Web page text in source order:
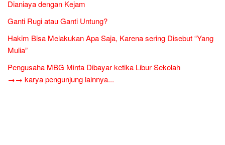
Dianiaya dengan Kejam
Ganti Rugi atau Ganti Untung?
Hakim Bisa Melakukan Apa Saja, Karena sering Disebut “Yang
Mulia”
Pengusaha MBG Minta Dibayar ketika Libur Sekolah
→→ karya pengunjung lainnya...